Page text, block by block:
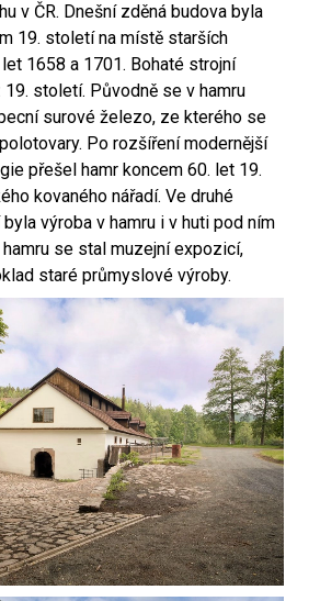
v ČR. Dnešní zděná budova byla
19. století na místě starších
1658 a 1701. Bohaté strojní
století. Původně se v hamru
surové železo, ze kterého se
Po rozšíření modernější
přešel hamr koncem 60. let 19.
kovaného nářadí. Ve druhé
výroba v hamru i v huti pod ním
se stal muzejní expozicí,
staré průmyslové výroby.